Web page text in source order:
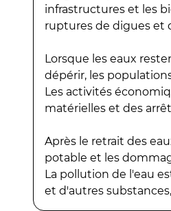
infrastructures et les
ruptures de digues et
Lorsque les eaux
dépérir, les
Les activités
matérielles et des
Après le retrait des
potable et les
La pollution de l'eau
et d'autres